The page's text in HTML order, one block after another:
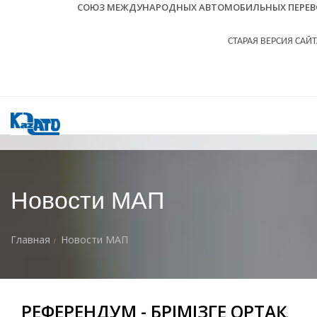
СОЮЗ МЕЖДУНАРОДНЫХ АВТОМОБИЛЬНЫХ
СТАРАЯ ВЕРСИЯ
Новости МАП
Главная Новости МАП
РЕФЕРЕНДУМ - БӘРІМІЗГЕ ОРТАҚ